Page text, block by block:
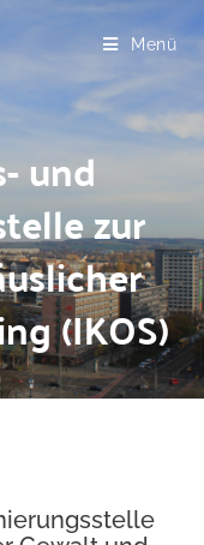
Menü
und
zur
(IKOS)